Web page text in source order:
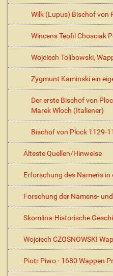
Wilk (Lupus) Bischof von
Wincens Teofil Chosciak
Wojciech Tolibowski,
Zygmunt Kaminski ein
Der erste Bischof von
Marek Wloch (Italiener)
Bischof von Plock 1129-
Älteste Quellen/Hinweise
Erforschung des Namens in
Forschung der Namens-
Skomlina-Historische
Wojciech CZOSNOWSKI
Piotr Piwo - 1680 Wappen